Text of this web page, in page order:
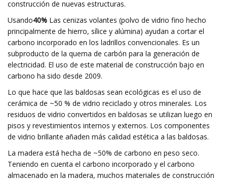
construcción de nuevas estructuras.
Usando40% Las cenizas volantes (polvo de vidrio fino hecho
principalmente de hierro, sílice y alúmina) ayudan a cortar el
carbono incorporado en los ladrillos convencionales. Es un
subproducto de la quema de carbón para la generación de
electricidad. El uso de este material de construcción bajo en
carbono ha sido desde 2009.
Lo que hace que las baldosas sean ecológicas es el uso de
cerámica de ~50 % de vidrio reciclado y otros minerales. Los
residuos de vidrio convertidos en baldosas se utilizan luego en
pisos y revestimientos internos y externos. Los componentes
de vidrio brillante añaden más calidad estética a las baldosas.
La madera está hecha de ~50% de carbono en peso seco.
Teniendo en cuenta el carbono incorporado y el carbono
almacenado en la madera, muchos materiales de construcción